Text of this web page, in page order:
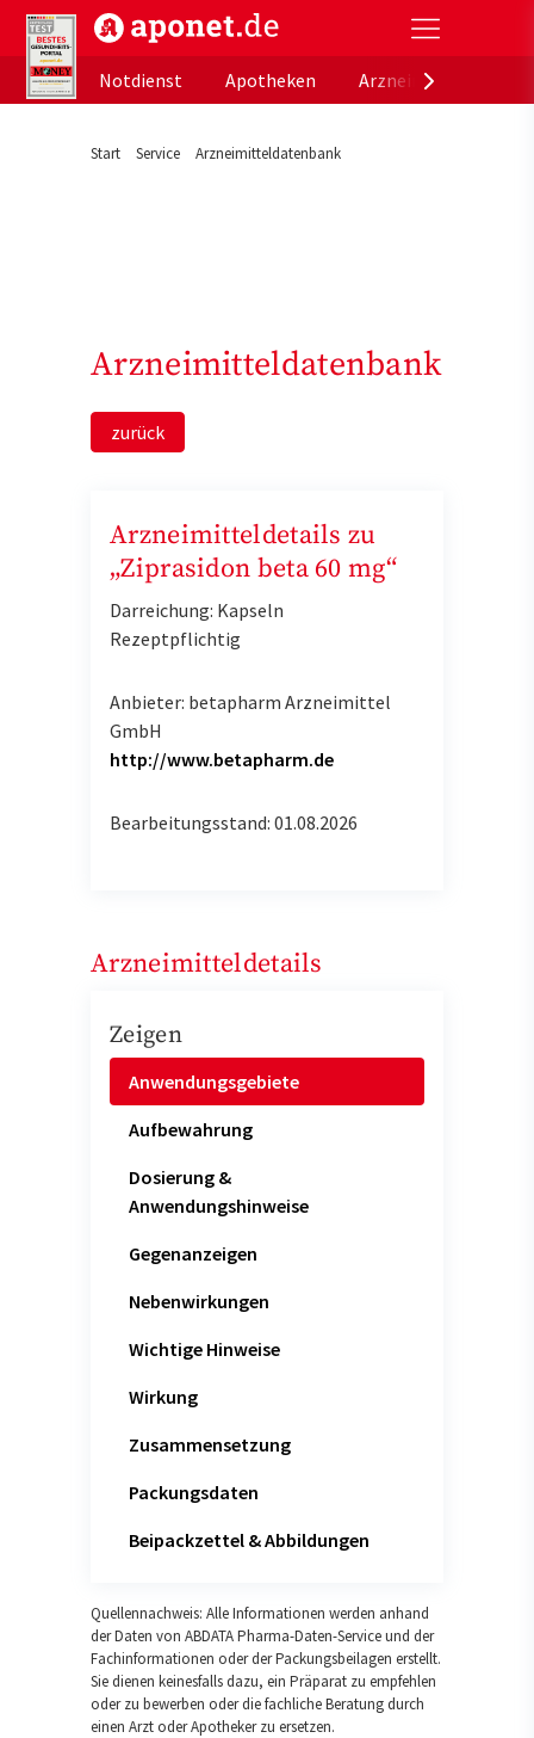
aponet.de - Das offizielle Gesundheitsportal der
Notdienst
Apotheken
Start Service Arzneimitteldatenbank
Arzneimitteldatenbank
zurück
Arzneimitteldetails zu
„Ziprasidon beta 60 mg“
Darreichung: Kapseln
Rezeptpflichtig
Anbieter: betapharm Arzneimittel
GmbH
http://www.betapharm.de
Bearbeitungsstand: 01.08.2026
Arzneimitteldetails
Zeigen
Anwendungsgebiete
Aufbewahrung
Dosierung &
Anwendungshinweise
Gegenanzeigen
Nebenwirkungen
Wichtige Hinweise
Wirkung
Zusammensetzung
Packungsdaten
Beipackzettel & Abbildungen
Quellennachweis: Alle Informationen werden anhand
der Daten von ABDATA Pharma-Daten-Service und der
Fachinformationen oder der Packungsbeilagen erstellt.
Sie dienen keinesfalls dazu, ein Präparat zu empfehlen
oder zu bewerben oder die fachliche Beratung durch
einen Arzt oder Apotheker zu ersetzen.